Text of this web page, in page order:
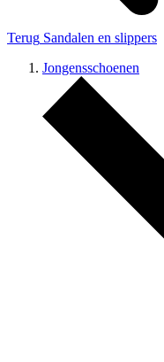
Terug Sandalen en slippers
Jongensschoenen